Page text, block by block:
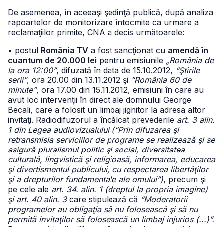
De asemenea, în aceeaşi şedinţă publică, după analiza
rapoartelor de monitorizare întocmite ca urmare a
reclamaţiilor primite, CNA a decis următoarele:
• postul România TV a fost sancţionat cu amendă în
cuantum de 20.000 lei pentru emisiunile „România de
la ora 12:00”, difuzată în data de 15.10.2012, “Ştirile
serii”, ora 20.00 din 13.11.2012 şi “România 60 de
minute”, ora 17.00 din 15.11.2012, emisiuni în care au
avut loc intervenţii în direct ale domnului George
Becali, care a folosit un limbaj jignitor la adresa altor
invitaţi. Radiodifuzorul a încălcat prevederile art. 3 alin.
1 din Legea audiovizualului (“Prin difuzarea şi
retransmisia serviciilor de programe se realizează şi se
asigură pluralismul politic şi social, diversitatea
culturală, lingvistică şi religioasă, informarea, educarea
şi divertismentul publicului, cu respectarea libertăţilor
şi a drepturilor fundamentale ale omului”), precum şi
pe cele ale art. 34. alin. 1 (dreptul la propria imagine)
şi art. 40 alin. 3care stipulează că “Moderatorii
programelor au obligaţia să nu folosească şi să nu
permită invitaţilor să folosească un limbaj injurios (...)”.